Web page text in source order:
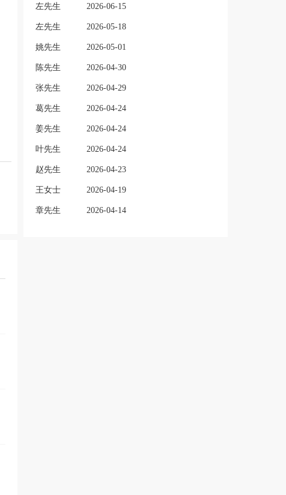
左先生 2026-06-15
左先生 2026-05-18
姚先生 2026-05-01
陈先生 2026-04-30
张先生 2026-04-29
葛先生 2026-04-24
姜先生 2026-04-24
叶先生 2026-04-24
赵先生 2026-04-23
王女士 2026-04-19
章先生 2026-04-14